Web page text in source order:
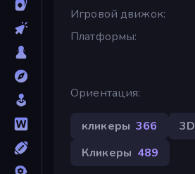
Игровой движок
Платформы
Ориентация
кликеры 366 3D
Кликеры 489